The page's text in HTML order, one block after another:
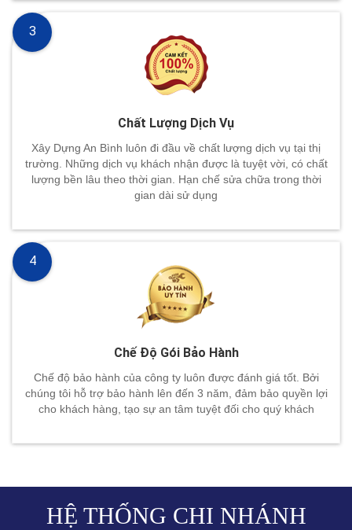
Chất Lượng Dịch Vụ
Xây Dựng An Bình luôn đi đầu về chất lượng dịch vụ tại thị
trường. Những dịch vụ khách nhận được là tuyệt vời, có chất
lượng bền lâu theo thời gian. Hạn chế sửa chữa trong thời
gian dài sử dụng
3
Chế Độ Gói Bảo Hành
Chế độ bảo hành của công ty luôn được đánh giá tốt. Bởi
chúng tôi hỗ trợ bảo hành lên đến 3 năm, đảm bảo quyền lợi
cho khách hàng, tạo sự an tâm tuyệt đối cho quý khách
4
HỆ THỐNG CHI NHÁNH